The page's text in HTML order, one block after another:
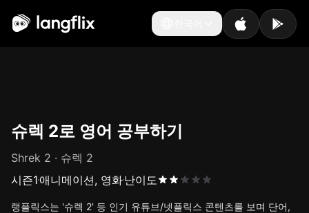
한국어
슈렉 2로 영어 공부하기
Shrek 2 · 슈렉 2
시즌1 애니메이션, 영화난이도
랭플릭스는 '슈렉 2' 등 인기 유튜브/넷플릭스 콘텐츠를 보며 단어,